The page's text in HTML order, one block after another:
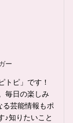
ー
トピ」です！
毎日の楽しみ
る芸能情報もポ
♪知りたいこと